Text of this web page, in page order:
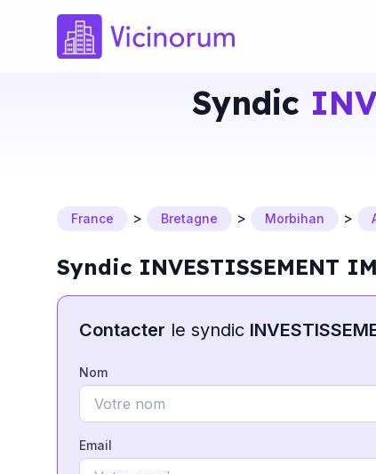
Syndic
France > Bretagne > Morbihan >
Syndic INVESTISSEMENT
Contacter le syndic
Nom
Email